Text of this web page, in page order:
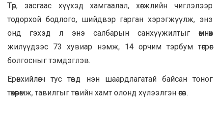
Төр, засгаас хүүхэд хамгаалал, хөгжлийн чиглэлээр
тодорхой бодлого, шийдвэр гарган хэрэгжүүлж, энэ
онд гэхэд л энэ салбарын санхүүжилтыг өмнөх
жилүүдээс 73 хувиар нэмж, 14 орчим тэрбум төгрөг
болгосныг тэмдэглэв.
Ерөнхийлөгч тус төвд нэн шаардлагатай байсан тоног
төхөөрөмж, тавилгыг төвийн хамт олонд хүлээлгэн өгөв.